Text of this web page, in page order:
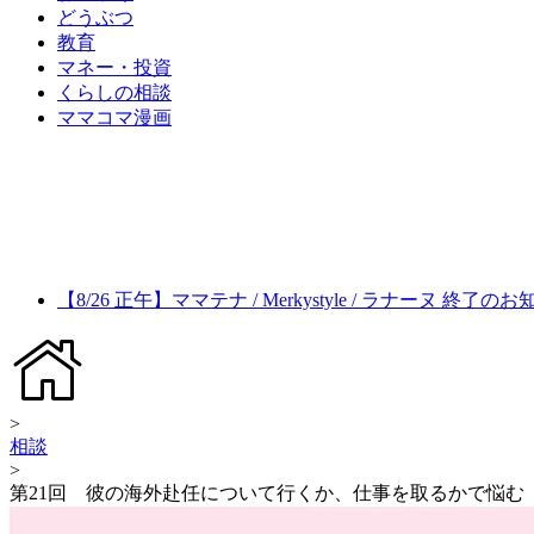
どうぶつ
教育
マネー・投資
くらしの相談
ママコマ漫画
【8/26 正午】ママテナ / Merkystyle / ラナーヌ 終了のお
>
相談
>
第21回 彼の海外赴任について行くか、仕事を取るかで悩む